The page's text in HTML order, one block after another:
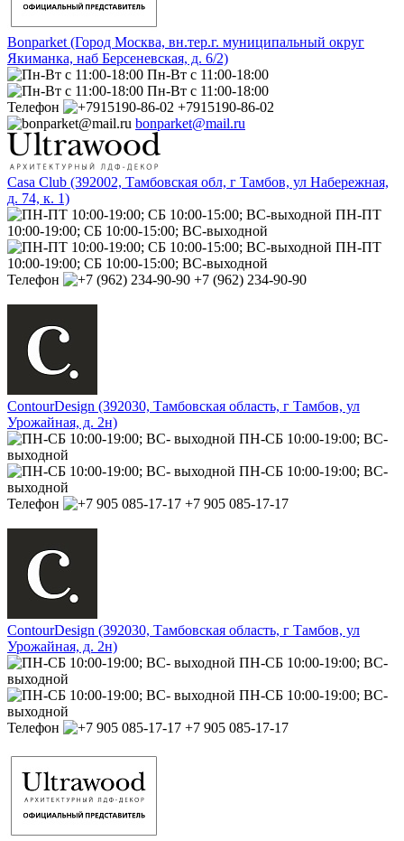
Bonparket (Город Москва, вн.тер.г. муниципальный округ
Якиманка, наб Берсеневская, д. 6/2)
Пн-Вт с 11:00-18:00
Пн-Вт с 11:00-18:00
Телефон
+7915190-86-02
bonparket@mail.ru
Casa Club (392002, Тамбовская обл, г Тамбов, ул Набережная,
д. 74, к. 1)
ПН-ПТ
10:00-19:00; СБ 10:00-15:00; ВС-выходной
ПН-ПТ
10:00-19:00; СБ 10:00-15:00; ВС-выходной
Телефон
+7 (962) 234-90-90
ContourDesign (392030, Тамбовская область, г Тамбов, ул
Урожайная, д. 2н)
ПН-СБ 10:00-19:00; ВС-
выходной
ПН-СБ 10:00-19:00; ВС-
выходной
Телефон
+7 905 085-17-17
ContourDesign (392030, Тамбовская область, г Тамбов, ул
Урожайная, д. 2н)
ПН-СБ 10:00-19:00; ВС-
выходной
ПН-СБ 10:00-19:00; ВС-
выходной
Телефон
+7 905 085-17-17